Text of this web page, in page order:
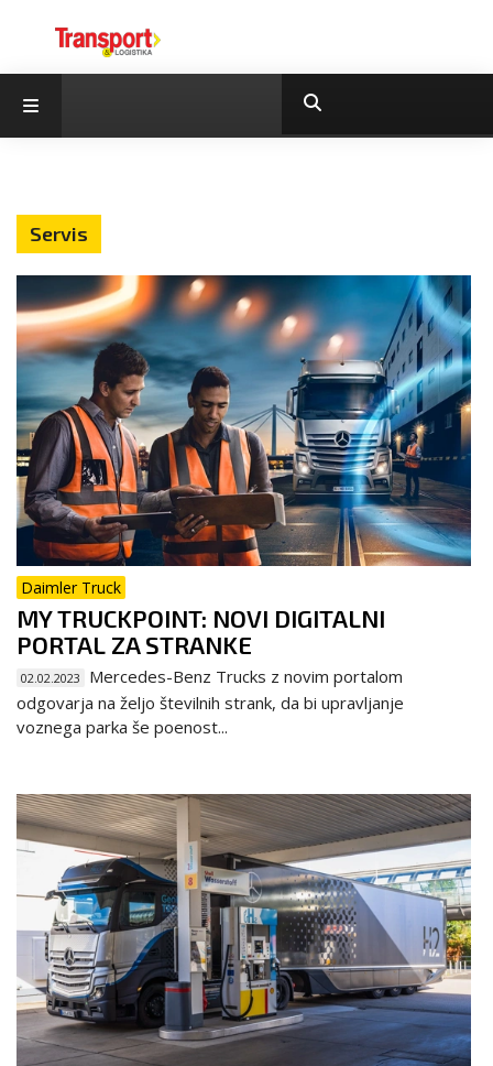
Servis
Daimler Truck
MY TRUCKPOINT: NOVI DIGITALNI
PORTAL ZA STRANKE
02.02.2023
Mercedes-Benz Trucks z novim portalom
odgovarja na željo številnih strank, da bi upravljanje
voznega parka še poenost...